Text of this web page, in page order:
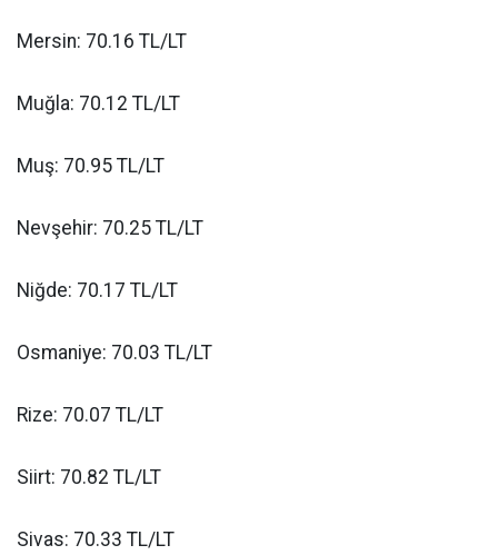
Mersin: 70.16 TL/LT
Muğla: 70.12 TL/LT
Muş: 70.95 TL/LT
Nevşehir: 70.25 TL/LT
Niğde: 70.17 TL/LT
Osmaniye: 70.03 TL/LT
Rize: 70.07 TL/LT
Siirt: 70.82 TL/LT
Sivas: 70.33 TL/LT